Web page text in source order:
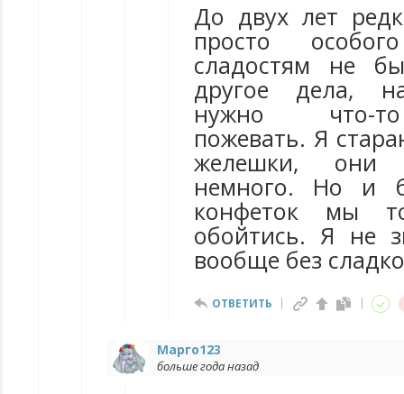
До двух лет
просто
сладостям не
другое дела,
нужно что-
пожевать. Я
желешки, они
немного. Но и
конфеток мы
обойтись. Я не
вообще без
ОТВЕТИТЬ
Марго123
больше года назад